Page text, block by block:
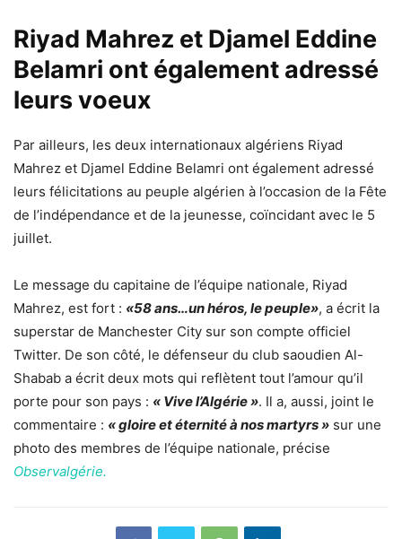
Riyad Mahrez et Djamel Eddine
Belamri ont également adressé
leurs voeux
Par ailleurs, les deux internationaux algériens Riyad
Mahrez et Djamel Eddine Belamri ont également adressé
leurs félicitations au peuple algérien à l’occasion de la Fête
de l’indépendance et de la jeunesse, coïncidant avec le 5
juillet.
Le message du capitaine de l’équipe nationale, Riyad
Mahrez, est fort : «58 ans…un héros, le peuple», a écrit la
superstar de Manchester City sur son compte officiel
Twitter. De son côté, le défenseur du club saoudien Al-
Shabab a écrit deux mots qui reflètent tout l’amour qu’il
porte pour son pays : « Vive l’Algérie ». Il a, aussi, joint le
commentaire : « gloire et éternité à nos martyrs » sur une
photo des membres de l’équipe nationale, précise
Observalgérie.